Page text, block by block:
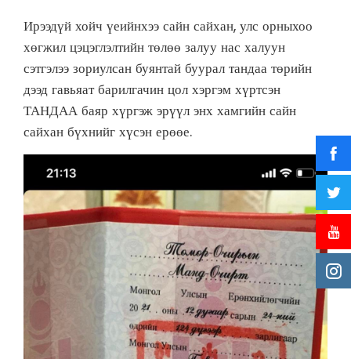
Ирээдүй хойч үеийнхээ сайн сайхан, улс орныхоо
хөгжил цэцэглэлтийн төлөө залуу нас халуун
сэтгэлээ зориулсан буянтай буурал тандаа төрийн
дээд гавьяат барилгачин цол хэргэм хүртсэн
ТАНДАА баяр хүргэж эрүүл энх хамгийн сайн
сайхан бүхнийг хүсэн ерөөе.